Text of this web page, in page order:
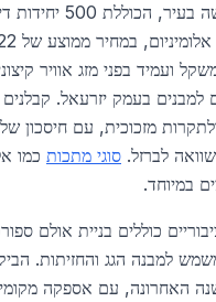
מגורים חדשה בעיר,
ועמיד בפני מזג אוויר
למבנים בעמק יזרעאל.
לברזל. סוגי מתכות כמו
כוללים בניית אולם
למבנה הגג והחזיתות.
בשנה האחרונה, עם אספקה